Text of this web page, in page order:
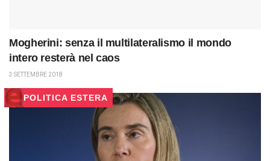
Mogherini: senza il multilateralismo il mondo
intero resterà nel caos
3 SETTEMBRE 2018
POLITICA ESTERA